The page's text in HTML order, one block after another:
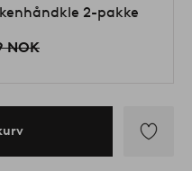
2-pakke
NOK